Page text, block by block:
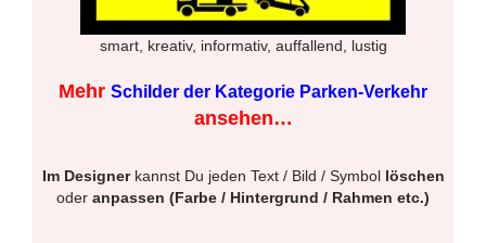
smart, kreativ, informativ, auffallend, lustig
Mehr Schilder der Kategorie Parken-Verkehr
ansehen…
Im Designerkannst Du jeden Text / Bild / Symbol löschen
oder anpassen (Farbe / Hintergrund / Rahmen etc.)